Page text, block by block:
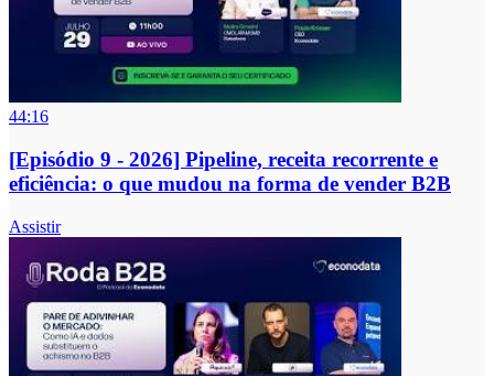
44:16
[Episódio 9 - 2026] Pipeline, receita recorrente e
eficiência: o que mudou na forma de vender B2B
Assistir